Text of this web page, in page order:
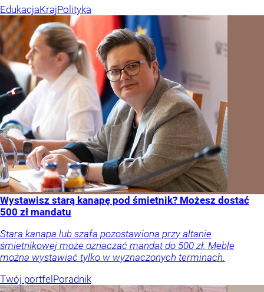
EdukacjaKrajPolityka
Wystawisz starą kanapę pod śmietnik? Możesz dostać
500 zł mandatu
Stara kanapa lub szafa pozostawiona przy altanie
śmietnikowej może oznaczać mandat do 500 zł. Meble
można wystawiać tylko w wyznaczonych terminach.
Twój portfel Poradnik